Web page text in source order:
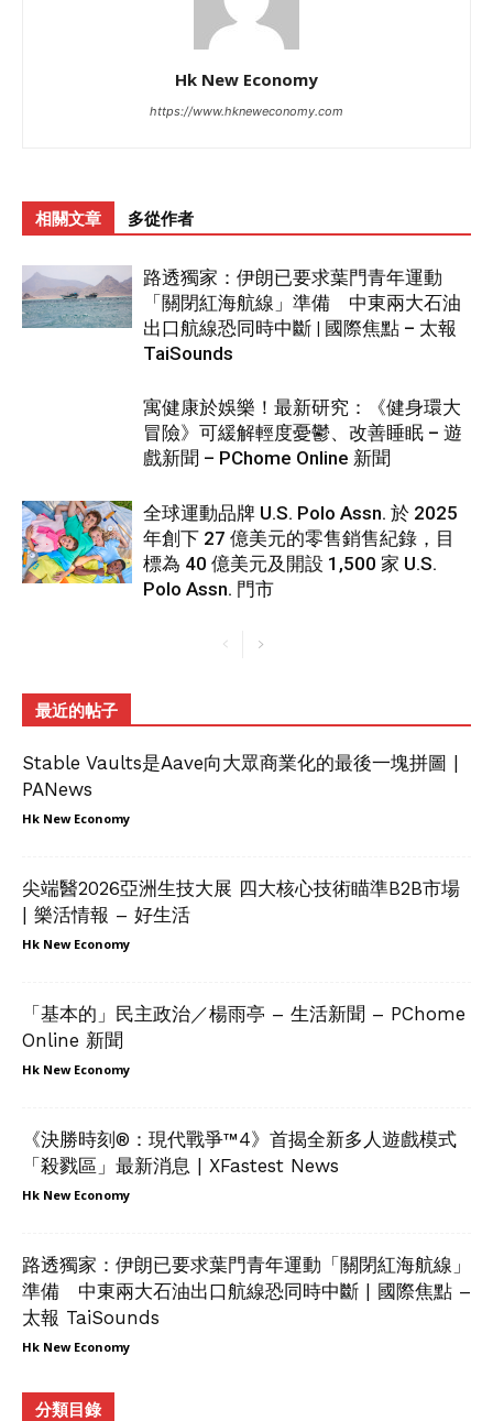
Hk New Economy
https://www.hkneweconomy.com
相關文章 多從作者
路透獨家：伊朗已要求葉門青年運動
「關閉紅海航線」準備 中東兩大石油
出口航線恐同時中斷 | 國際焦點 – 太報
TaiSounds
寓健康於娛樂！最新研究：《健身環大
冒險》可緩解輕度憂鬱、改善睡眠 – 遊
戲新聞 – PChome Online 新聞
全球運動品牌 U.S. Polo Assn. 於 2025
年創下 27 億美元的零售銷售紀錄，目
標為 40 億美元及開設 1,500 家 U.S.
Polo Assn. 門市
最近的帖子
Stable Vaults是Aave向大眾商業化的最後一塊拼圖 |
PANews
Hk New Economy
尖端醫2026亞洲生技大展 四大核心技術瞄準B2B市場
| 樂活情報 – 好生活
Hk New Economy
「基本的」民主政治／楊雨亭 – 生活新聞 – PChome
Online 新聞
Hk New Economy
《決勝時刻®：現代戰爭™4》首揭全新多人遊戲模式
「殺戮區」最新消息 | XFastest News
Hk New Economy
路透獨家：伊朗已要求葉門青年運動「關閉紅海航線」
準備 中東兩大石油出口航線恐同時中斷 | 國際焦點 –
太報 TaiSounds
Hk New Economy
分類目錄